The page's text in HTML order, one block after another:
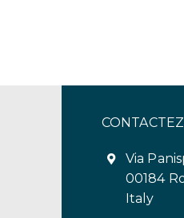
Via
00184
Italy